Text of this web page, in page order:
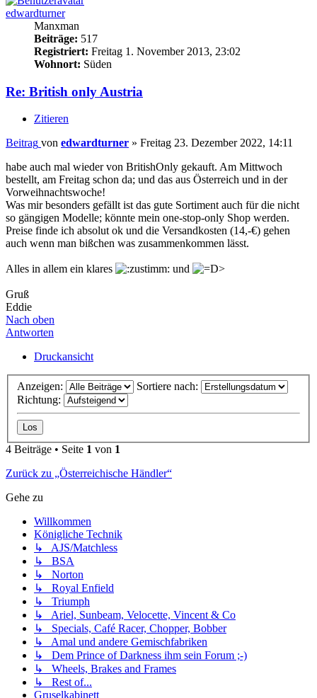
edwardturner
Manxman
Beiträge: 517
Registriert: Freitag 1. November 2013, 23:02
Wohnort: Süden
Re: British only Austria
Zitieren
Beitrag von edwardturner » Freitag 23. Dezember 2022, 14:11
habe auch mal wieder von BritishOnly gekauft. Am Mittwoch
bestellt, am Freitag schon da; und das aus Österreich und in der
Vorweihnachtswoche!
Was mir besonders gefällt ist das gute Sortiment auch für die nicht
so gängigen Modelle; könnte mein one-stop-only Shop werden.
Preise finde ich absolut ok und die Versandkosten (14,-€) gehen
auch wenn man bißchen was zusammenkommen lässt.
Alles in allem ein klares und
Gruß
Eddie
Nach oben
Antworten
Druckansicht
Anzeigen:
Sortiere nach:
Richtung:
4 Beiträge • Seite 1 von 1
Zurück zu „Österreichische Händler“
Gehe zu
Willkommen
Königliche Technik
↳ AJS/Matchless
↳ BSA
↳ Norton
↳ Royal Enfield
↳ Triumph
↳ Ariel, Sunbeam, Velocette, Vincent & Co
↳ Specials, Café Racer, Chopper, Bobber
↳ Amal und andere Gemischfabriken
↳ Dem Prince of Darkness ihm sein Forum ;-)
↳ Wheels, Brakes and Frames
↳ Rest of...
Gruselkabinett